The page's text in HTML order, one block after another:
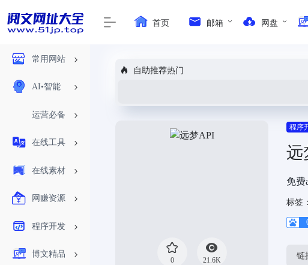
常用网站
AI•智能
运营必备
在线工具
在线素材
网赚资源
程序开发
博文精品
首页 邮箱 网盘
自助推荐热门
0 21.6K
程序
远
免费
标签：
链